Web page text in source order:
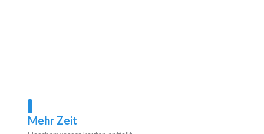
Mehr Zeit